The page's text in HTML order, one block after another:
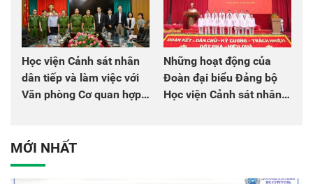
Học viện Cảnh sát nhân
dân tiếp và làm việc với
Văn phòng Cơ quan hợp
Những hoạt động của
Đoàn đại biểu Đảng bộ
Học viện Cảnh sát nhân
MỚI NHẤT